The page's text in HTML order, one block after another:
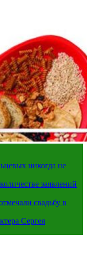
никогда не
заявлений
свадьбу в
Сергея